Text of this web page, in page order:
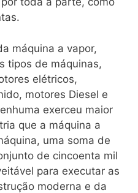
máquina a vapor,
tipos de máquinas,
elétricos,
motores Diesel e
exerceu maior
que a máquina a
uma soma de
de cincoenta mil
para executar as
moderna e da